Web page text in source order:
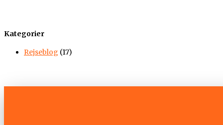
Kategorier
Rejseblog (17)